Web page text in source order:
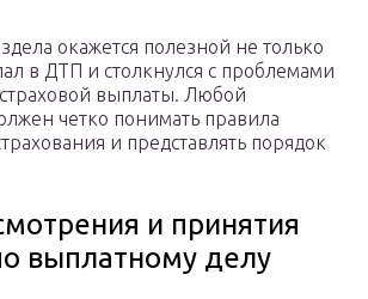
окажется полезной не только
в ДТП и столкнулся с проблемами
выплаты. Любой
четко понимать правила
и представлять порядок
и принятия
выплатному делу